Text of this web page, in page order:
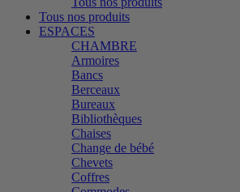
Tous nos produits
ESPACES
CHAMBRE
Armoires
Bancs
Berceaux
Bureaux
Bibliothèques
Chaises
Change de bébé
Chevets
Coffres